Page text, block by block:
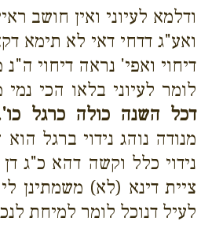
ודלמא לעיוני ואין חושב
ואע"ג דדחי דאי לא תימא
דיחוי ואפי' נראה דיחוי
לומר לעיוני בלאו הכי
דכל השנה כולה כרגל
מנודה נוהג נידוי ברגל הוא
נידוי כלל וקשה דהא כ"ג דן
ציית דינא (לא) משמתינן
לעיל דנוכל לומר למיחת